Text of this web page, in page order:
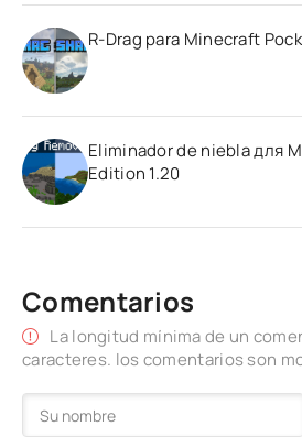
R-Drag para Minecraft
Eliminador de niebla для
Edition 1.20
Comentarios
La longitud mínima de un
caracteres. los comentarios son